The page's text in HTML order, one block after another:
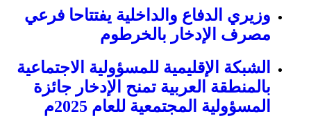
وزيري الدفاع والداخلية يفتتاحا فرعي
مصرف الإدخار بالخرطوم
الشبكة الإقليمية للمسؤولية الاجتماعية
بالمنطقة العربية تمنح الإدخار جائزة
المسؤولية المجتمعية للعام 2025م